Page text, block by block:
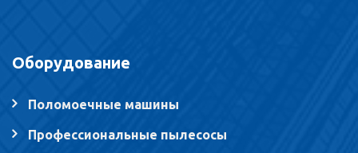
Оборудование
Поломоечные машины
Профессиональные пылесосы